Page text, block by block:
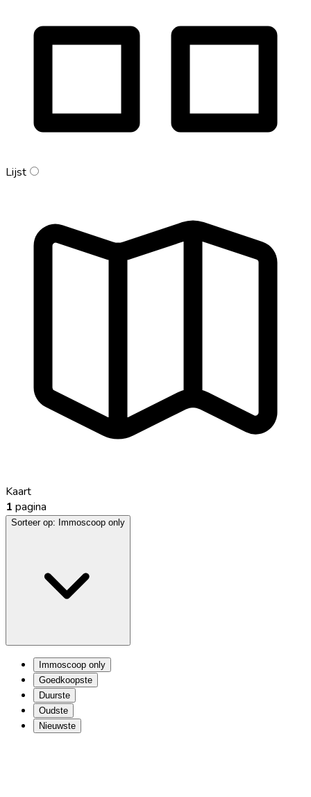
Lijst
Kaart
1 pagina
Sorteer op: Immoscoop only
Immoscoop only
Goedkoopste
Duurste
Oudste
Nieuwste